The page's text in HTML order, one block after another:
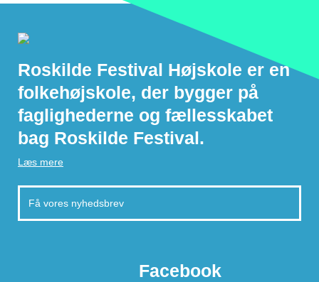
Roskilde Festival Højskole er en
folkehøjskole, der bygger på
faglighederne og fællesskabet
bag Roskilde Festival.
Læs mere
Facebook